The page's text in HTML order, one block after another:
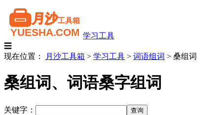
学习工具
☰
现在位置：
月沙工具箱 > 学习工具 > 词语组词 > 桑组词
桑组词、词语桑字组词
关键字：